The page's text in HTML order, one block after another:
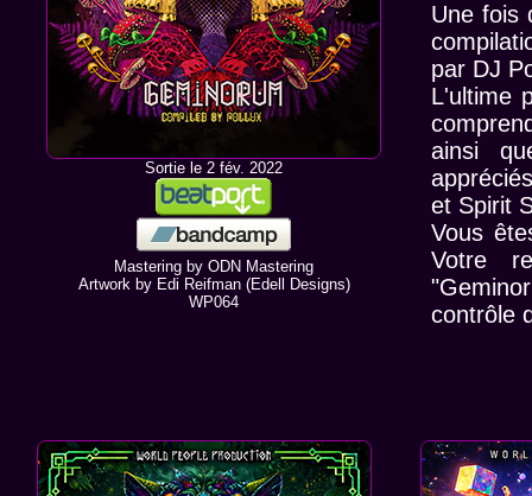
Sortie le 2 fév. 2022
Une fois
par DJ
L'ultime
ainsi
et Spirit
Vous
Votre
contrôle
Mastering by ODN Mastering
Artwork by Edi Reifman (Edell Designs)
WP064